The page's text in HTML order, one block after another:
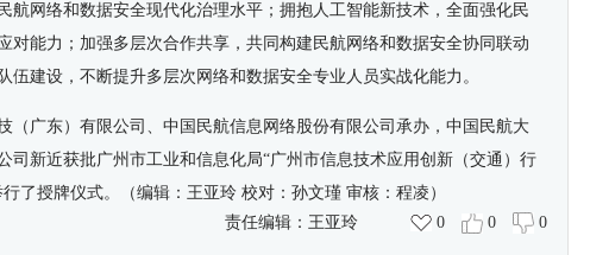
航网络和数据安全现代化治理水平；拥抱人工智能新技术，全面强化民
对能力；加强多层次合作共享，共同构建民航网络和数据安全协同联动
伍建设，不断提升多层次网络和数据安全专业人员实战化能力。
（广东）有限公司、中国民航信息网络股份有限公司承办，中国民航大
司新近获批广州市工业和信息化局“广州市信息技术应用创新（交通）行
了授牌仪式。
（编辑：王亚玲 校对：孙文瑾 审核：程凌）
责任编辑： 王亚玲 0 0 0